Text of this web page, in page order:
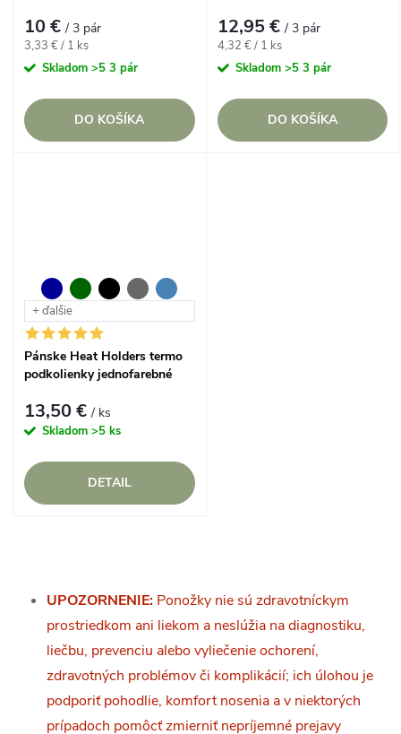
10 €/ 3 pár
Jednotková
cena:
3,33 € / 1 ks
Skladom >5 3 pár
DO KOŠÍKA
12,95 €/ 3 pár
Jednotková
cena:
4,32 € / 1 ks
Skladom >5 3 pár
DO KOŠÍKA
+ ďalšie
Pánske Heat Holders termo
podkolienky jednofarebné
13,50 €/ ks
Skladom >5 ks
DETAIL
UPOZORNENIE: Ponožky nie sú zdravotníckym
prostriedkom ani liekom a neslúžia na diagnostiku,
liečbu, prevenciu alebo vyliečenie ochorení,
zdravotných problémov či komplikácií; ich úlohou je
podporiť pohodlie, komfort nosenia a v niektorých
prípadoch pomôcť zmierniť nepríjemné prejavy